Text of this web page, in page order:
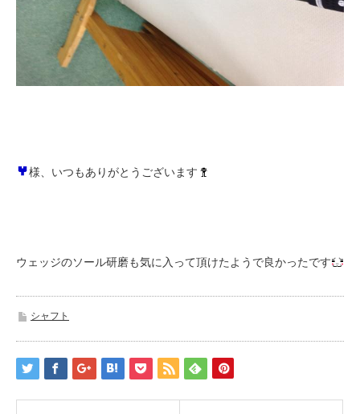
様、いつもありがとうございます
ウェッジのソール研磨も気に入って頂けたようで良かったです
シャフト